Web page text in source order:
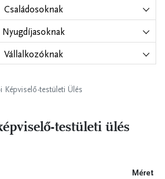
Családosoknak
Nyugdíjasoknak
Vállalkozóknak
Képviselő-testületi Ülés
testületi ülés
Méret